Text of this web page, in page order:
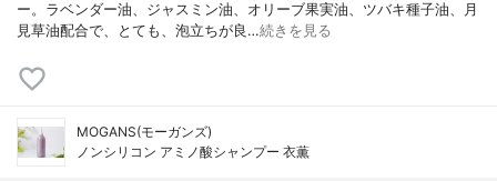
ー。ラベンダー油、ジャスミン油、オリーブ果実油、ツバキ種子油、月
見草油配合で、とても、泡立ちが良…続きを見る
MOGANS(モーガンズ)
ノンシリコン アミノ酸シャンプー 衣薫